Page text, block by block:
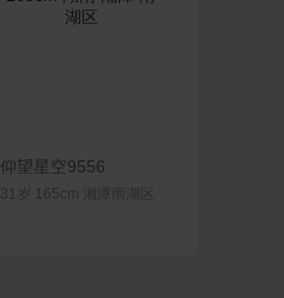
联系Ta
仰望星空9556
31岁 165cm 湘潭雨湖区